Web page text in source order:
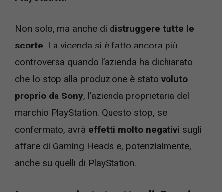
Non solo, ma anche di distruggere tutte le
scorte. La vicenda si è fatto ancora più
controversa quando l’azienda ha dichiarato
che lo stop alla produzione è stato voluto
proprio da Sony, l’azienda proprietaria del
marchio PlayStation. Questo stop, se
confermato, avrà effetti molto negativi sugli
affare di Gaming Heads e, potenzialmente,
anche su quelli di PlayStation.